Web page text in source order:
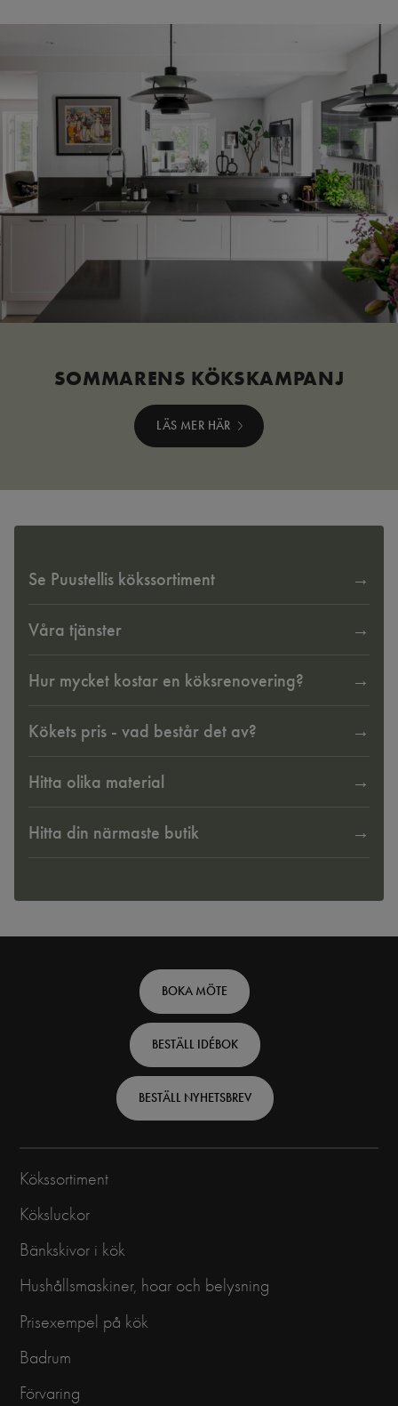
SOMMARENS KÖKSKAMPANJ
LÄS MER HÄR
Se Puustellis kökssortiment
Våra tjänster
Hur mycket kostar en köksrenovering?
Kökets pris - vad består det av?
Hitta olika material
Hitta din närmaste butik
Swedish
BOKA MÖTE
BESTÄLL IDÉBOK
BESTÄLL NYHETSBREV
Kökssortiment
Köksluckor
Bänkskivor i kök
Hushållsmaskiner, hoar och belysning
Prisexempel på kök
Badrum
Förvaring